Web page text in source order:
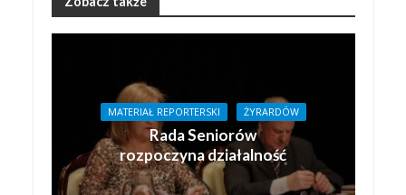
MATERIAŁ REPORTERSKI ŻYRARDÓW
Rada Seniorów
rozpoczyna działalność